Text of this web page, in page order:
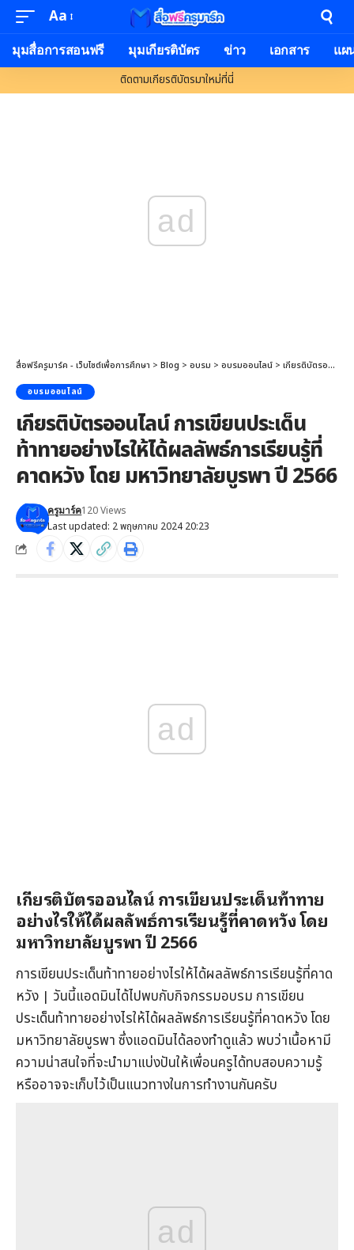
Font
Resizer
Aa
มุมสื่อการสอนฟรี มุมเกียรติบัตร ข่าว เอกสาร แผ
ติดตามเกียรติบัตรมาใหม่ที่นี่
ad
สื่อฟรีครูมาร์ค - เว็บไซต์เพื่อการศึกษา > Blog > อบรม > อบรมออนไลน์ > เกียรติบัตรออนไลน์ การเขียนประเด็นท้าทายอย่างไรให้ได้ผลลัพธ์การเรียนรู้ที่คาดหวัง โดย มหาวิทยาลัยบูรพา ปี 2566
อบรมออนไลน์
เกียรติบัตรออนไลน์ การเขียนประเด็น
ท้าทายอย่างไรให้ได้ผลลัพธ์การเรียนรู้ที่
คาดหวัง โดย มหาวิทยาลัยบูรพา ปี 2566
Last updated: 2 พฤษภาคม 2024 20:23
ครูมาร์ค120 Views
ad
เกียรติบัตรออนไลน์ การเขียนประเด็นท้าทาย
อย่างไรให้ได้ผลลัพธ์การเรียนรู้ที่คาดหวัง โดย
มหาวิทยาลัยบูรพา ปี 2566
การเขียนประเด็นท้าทายอย่างไรให้ได้ผลลัพธ์การเรียนรู้ที่คาด
หวัง | วันนี้แอดมินได้ไปพบกับกิจกรรมอบรม การเขียน
ประเด็นท้าทายอย่างไรให้ได้ผลลัพธ์การเรียนรู้ที่คาดหวัง โดย
มหาวิทยาลัยบูรพา ซึ่งแอดมินได้ลองทำดูแล้ว พบว่าเนื้อหามี
ความน่าสนใจที่จะนำมาแบ่งปันให้เพื่อนครูได้ทบสอบความรู้
หรืออาจจะเก็บไว้เป็นแนวทางในการทำงานกันครับ
ad